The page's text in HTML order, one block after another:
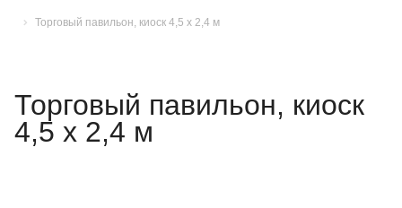
Торговый павильон, киоск 4,5 х 2,4 м
Торговый павильон, киоск
4,5 х 2,4 м